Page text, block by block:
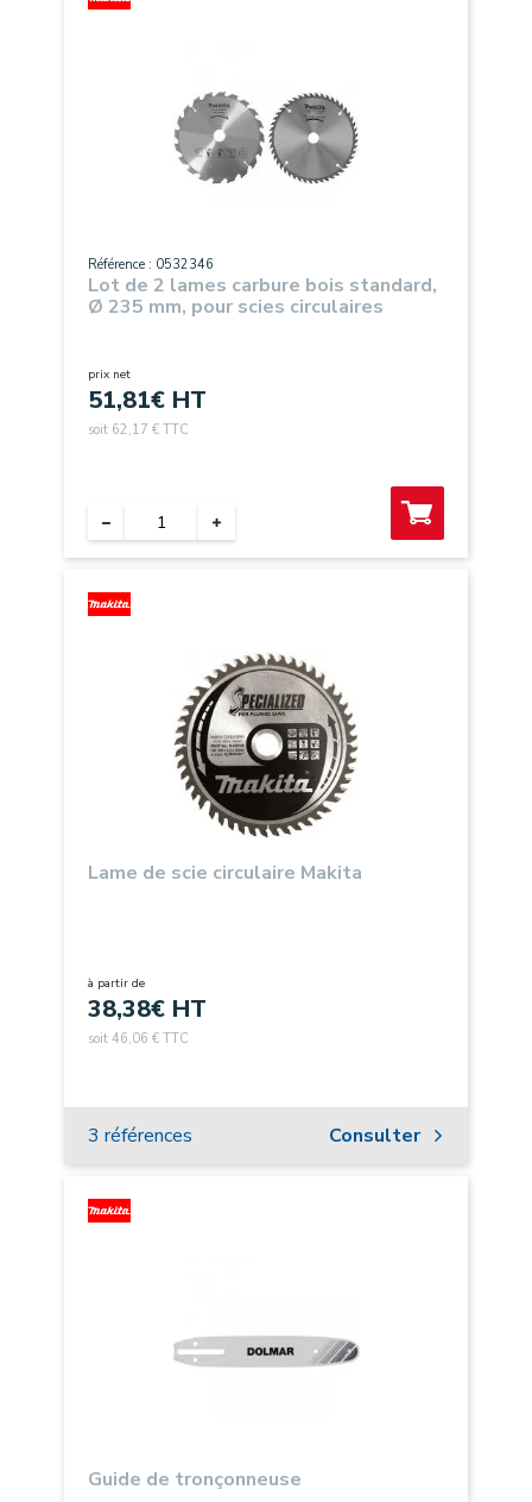
Référence : 0532346
Lot de 2 lames carbure bois standard,
Ø 235 mm, pour scies circulaires
prix net
51,81€ HT
soit 62,17 € TTC
Lame de scie circulaire Makita
à partir de
38,38€ HT
soit 46,06 € TTC
3 références Consulter
Guide de tronçonneuse